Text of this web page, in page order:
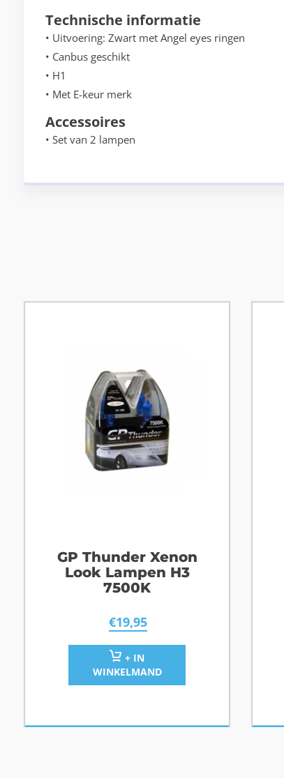
Technische informatie
• Uitvoering: Zwart met Angel eyes ringen
• Canbus geschikt
• H1
• Met E-keur merk
Accessoires
• Set van 2 lampen
GP Thunder Xenon
Look Lampen H3
7500K
€19,95
+ IN
WINKELMAND